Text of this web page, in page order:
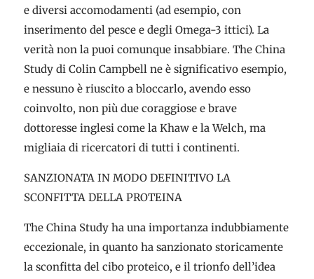
e diversi accomodamenti (ad esempio, con
inserimento del pesce e degli Omega-3 ittici). La
verità non la puoi comunque insabbiare. The China
Study di Colin Campbell ne è significativo esempio,
e nessuno è riuscito a bloccarlo, avendo esso
coinvolto, non più due coraggiose e brave
dottoresse inglesi come la Khaw e la Welch, ma
migliaia di ricercatori di tutti i continenti.
SANZIONATA IN MODO DEFINITIVO LA
SCONFITTA DELLA PROTEINA
The China Study ha una importanza indubbiamente
eccezionale, in quanto ha sanzionato storicamente
la sconfitta del cibo proteico, e il trionfo dell’idea